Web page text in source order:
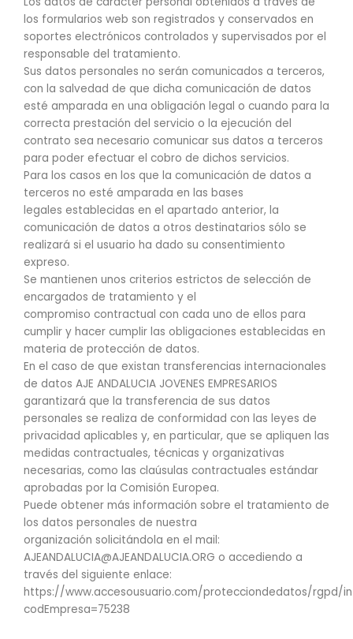
los formularios web son registrados y conservados en
soportes electrónicos controlados y supervisados por el
responsable del tratamiento.
Sus datos personales no serán comunicados a terceros,
con la salvedad de que dicha comunicación de datos
esté amparada en una obligación legal o cuando para la
correcta prestación del servicio o la ejecución del
contrato sea necesario comunicar sus datos a terceros
para poder efectuar el cobro de dichos servicios.
Para los casos en los que la comunicación de datos a
terceros no esté amparada en las bases
legales establecidas en el apartado anterior, la
comunicación de datos a otros destinatarios sólo se
realizará si el usuario ha dado su consentimiento
expreso.
Se mantienen unos criterios estrictos de selección de
encargados de tratamiento y el
compromiso contractual con cada uno de ellos para
cumplir y hacer cumplir las obligaciones establecidas en
materia de protección de datos.
En el caso de que existan transferencias internacionales
de datos AJE ANDALUCIA JOVENES EMPRESARIOS
garantizará que la transferencia de sus datos
personales se realiza de conformidad con las leyes de
privacidad aplicables y, en particular, que se apliquen las
medidas contractuales, técnicas y organizativas
necesarias, como las claúsulas contractuales estándar
aprobadas por la Comisión Europea.
Puede obtener más información sobre el tratamiento de
los datos personales de nuestra
organización solicitándola en el mail:
AJEANDALUCIA@AJEANDALUCIA.ORG o accediendo a
través del siguiente enlace:
https://www.accesousuario.com/protecciondedatos/rgpd/
codEmpresa=75238